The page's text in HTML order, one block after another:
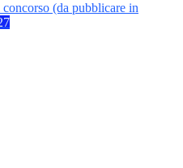
(da pubblicare in